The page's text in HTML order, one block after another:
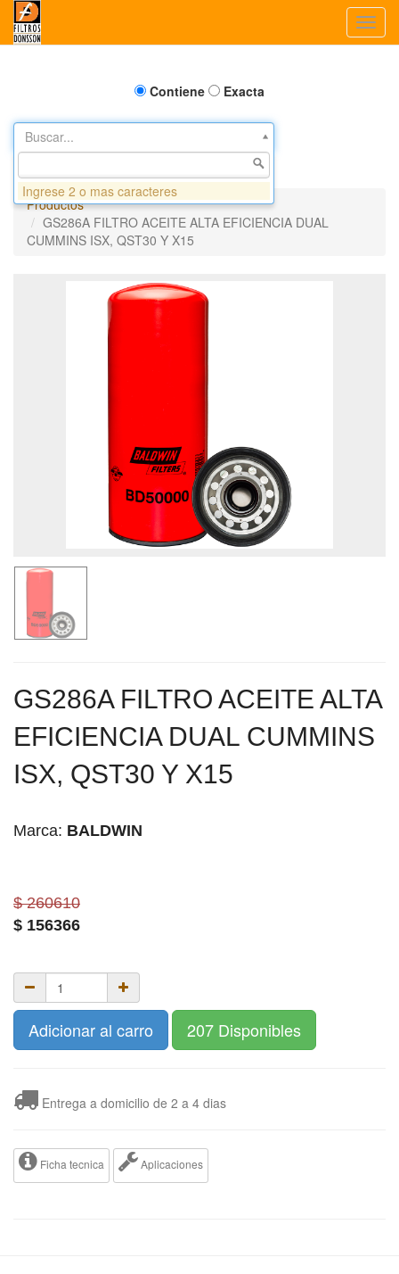
Contiene Exacta
Buscar...
Productos
GS286A FILTRO ACEITE ALTA EFICIENCIA DUAL
CUMMINS ISX, QST30 Y X15
GS286A FILTRO ACEITE ALTA
EFICIENCIA DUAL CUMMINS
ISX, QST30 Y X15
Marca: BALDWIN
$ 260610
$ 156366
Adicionar al carro 207 Disponibles
Entrega a domicilio de 2 a 4 dias
Ficha tecnica Aplicaciones
Ingrese 2 o mas caracteres